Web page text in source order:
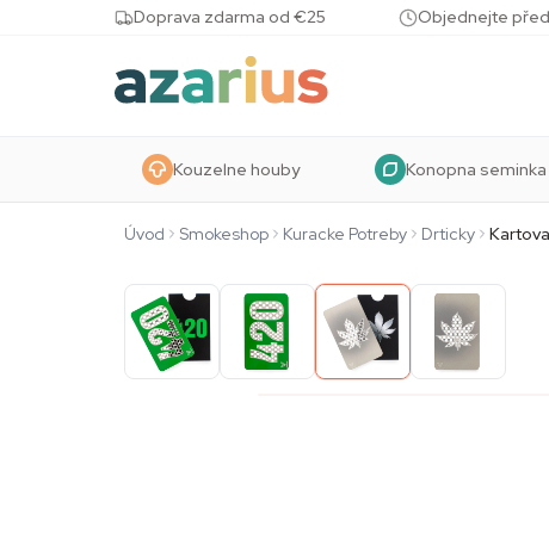
Skip to contentDoprava zdarma od €25 Objednejte
Kouzelne houby Konopna seminka
Úvod Smokeshop Kuracke Potreby Drticky